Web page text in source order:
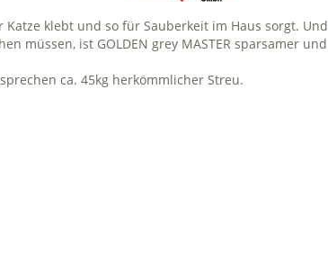
klebt und so für Sauberkeit im Haus sorgt. Und
müssen, ist GOLDEN grey MASTER sparsamer und
ca. 45kg herkömmlicher Streu.